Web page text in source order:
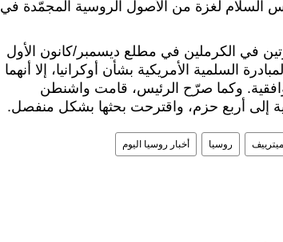
السلام لغزة من الأصول الروسية المجمّدة في
في الكرملين في مطلع ديسمبر/كانون الأول
السلمية الأمريكية بشأن أوكرانيا، إلا أنهما
وكما صرّح الرئيس، قامت واشنطن
روسيا أخبار روسيا اليوم